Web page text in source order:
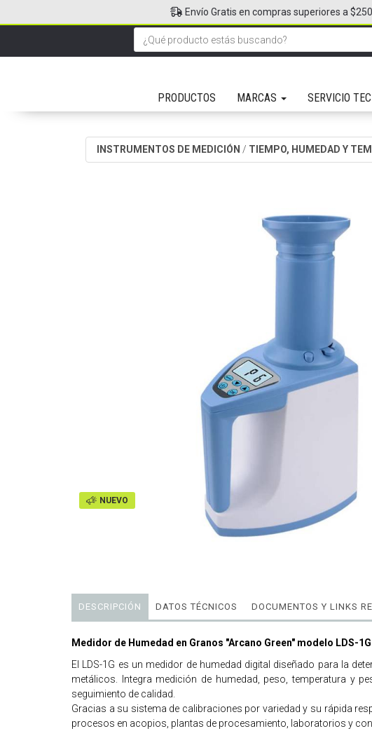
PRODUCTOS MARCAS SERVICIO
Envío Gratis en compras superiores a
INSTRUMENTOS DE MEDICIÓN / TIEMPO, HUMEDAD Y
NUEVO
DESCRIPCIÓN DATOS TÉCNICOS DOCUMENTOS Y LINKS
Medidor de Humedad en Granos "Arcano Green" modelo LDS-1G
El LDS-1G es un medidor de humedad digital diseñado para la
metálicos. Integra medición de humedad, peso, temperatura y
seguimiento de calidad.
Gracias a su sistema de calibraciones por variedad y su rápida
procesos en acopios, plantas de procesamiento, laboratorios y